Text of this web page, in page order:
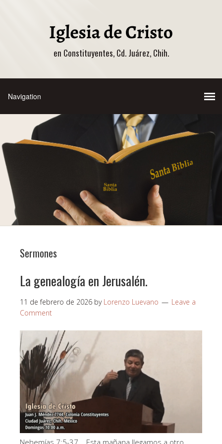
en Constituyentes, Cd. Juárez, Chih.
Sermones
La genealogía en Jerusalén.
11 de febrero de 2026 by Lorenzo Luevano
Leave a
Comment
Nehemías 7:5-37. . Esta mañana llegamos a otro